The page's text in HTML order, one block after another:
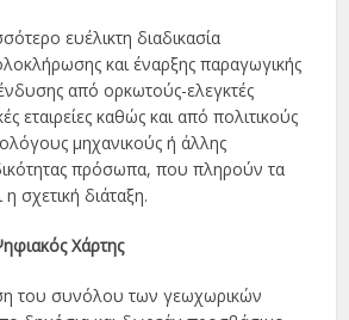
ευέλικτη διαδικασία
και έναρξης παραγωγικής
από ορκωτούς-ελεγκτές
εταιρείες καθώς και από πολιτικούς
μηχανικούς ή άλλης
πρόσωπα, που πληρούν τα
η σχετική διάταξη.
Χάρτης
του συνόλου των γεωχωρικών